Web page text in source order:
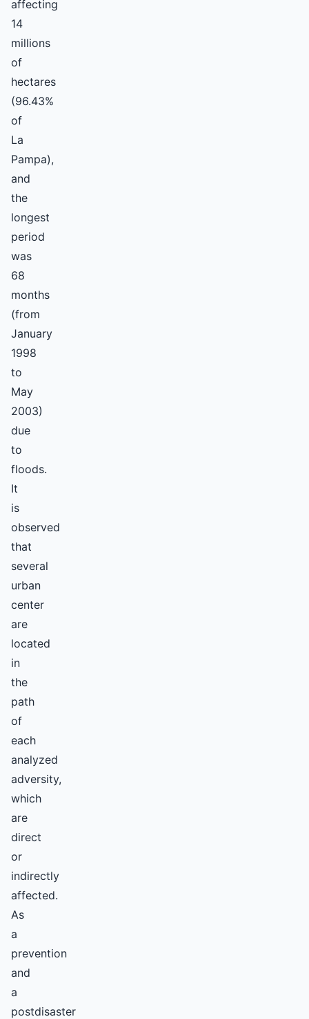
affecting
14
millions
of
hectares
(96.43%
of
La
Pampa),
and
the
longest
period
was
68
months
(from
January
1998
to
May
2003)
due
to
floods.
It
is
observed
that
several
urban
center
are
located
in
the
path
of
each
analyzed
adversity,
which
are
direct
or
indirectly
affected.
As
a
prevention
and
a
postdisaster